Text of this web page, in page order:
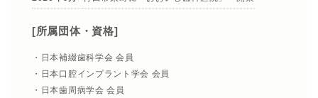
[所属団体・資格]
・日本補綴歯科学会 会員
・日本口腔インプラント学会 会員
・日本歯周病学会 会員